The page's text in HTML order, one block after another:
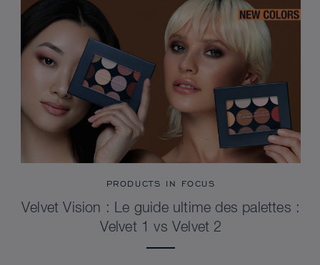
PRODUCTS IN FOCUS
Velvet Vision : Le guide ultime des palettes :
Velvet 1 vs Velvet 2